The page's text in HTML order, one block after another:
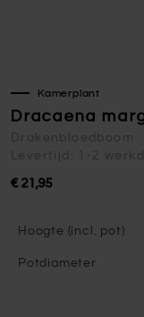
Kamerplant
Dracaena
Drakenbloedboom
Levertijd: 1-2
€ 21,95
Hoogte (incl. pot)
Potdiameter